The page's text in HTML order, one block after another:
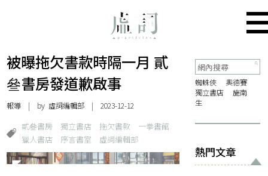
被曝拖欠書款時隔一月 貳
叄書房發道歉啟事
報導 | by 虛詞編輯部 | 2023-12-12
貳叄書房 獨立書店 拖欠書款
一拳書館
獵人書店
序言書室 虛詞編輯部
蜘蛛俠
奧德賽
獨立書店
施南
生
熱門文章